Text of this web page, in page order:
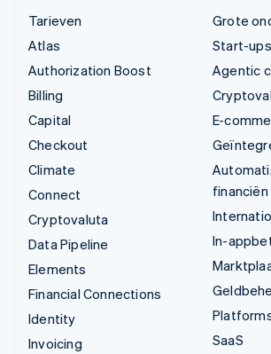
Tarieven
Atlas
Authorization Boost
Billing
Capital
Checkout
Climate
Connect
Cryptovaluta
Data Pipeline
Elements
Financial Connections
Identity
Invoicing
Grote
Start-ups
Agentic
E-
financiën
In-
SaaS